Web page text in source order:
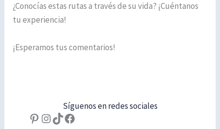
¿Conocías estas rutas a través de su vida? ¡Cuéntanos
tu experiencia!
¡Esperamos tus comentarios!
Síguenos en redes sociales
Pinterest
Instagram
TikTokFacebook